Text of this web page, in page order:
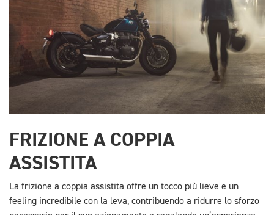
FRIZIONE A COPPIA
ASSISTITA
La frizione a coppia assistita offre un tocco più lieve e un
feeling incredibile con la leva, contribuendo a ridurre lo sforzo